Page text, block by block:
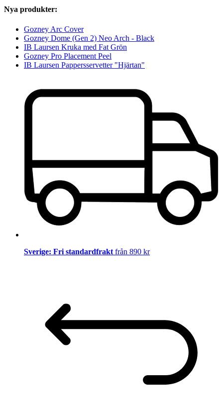
Nya produkter:
Gozney Arc Cover
Gozney Dome (Gen 2) Neo Arch - Black
IB Laursen Kruka med Fat Grön
Gozney Pro Placement Peel
IB Laursen Pappersservetter "Hjärtan"
Sverige: Fri standardfrakt från 890 kr